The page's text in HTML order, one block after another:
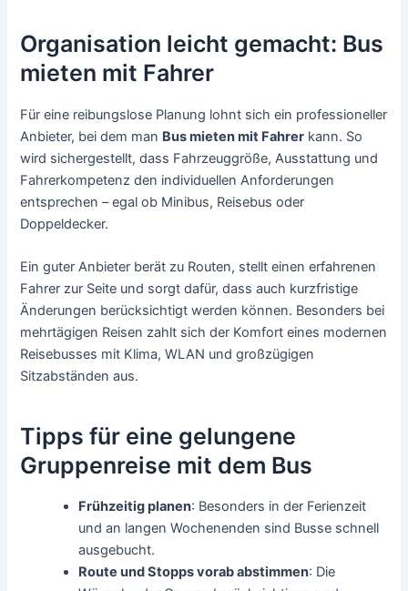
Organisation leicht gemacht: Bus
mieten mit Fahrer
Für eine reibungslose Planung lohnt sich ein professioneller
Anbieter, bei dem man Bus mieten mit Fahrer kann. So
wird sichergestellt, dass Fahrzeuggröße, Ausstattung und
Fahrerkompetenz den individuellen Anforderungen
entsprechen – egal ob Minibus, Reisebus oder
Doppeldecker.
Ein guter Anbieter berät zu Routen, stellt einen erfahrenen
Fahrer zur Seite und sorgt dafür, dass auch kurzfristige
Änderungen berücksichtigt werden können. Besonders bei
mehrtägigen Reisen zahlt sich der Komfort eines modernen
Reisebusses mit Klima, WLAN und großzügigen
Sitzabständen aus.
Tipps für eine gelungene
Gruppenreise mit dem Bus
Frühzeitig planen: Besonders in der Ferienzeit
und an langen Wochenenden sind Busse schnell
ausgebucht.
Route und Stopps vorab abstimmen: Die